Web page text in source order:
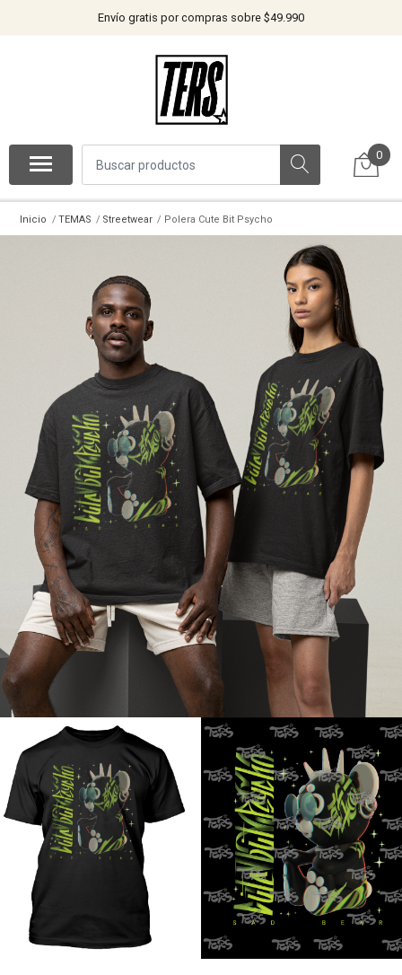
Envío gratis por compras sobre $49.990
0
Inicio TEMAS Streetwear Polera Cute Bit Psycho